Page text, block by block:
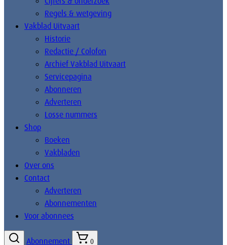
Regels & wetgeving
Vakblad Uitvaart
Historie
Redactie / Colofon
Archief Vakblad Uitvaart
Servicepagina
Abonneren
Adverteren
Losse nummers
Shop
Boeken
Vakbladen
Over ons
Contact
Adverteren
Abonnementen
Voor abonnees
Abonnement 0